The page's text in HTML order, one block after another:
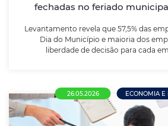
fechadas no feriado
Levantamento revela que 57,5% das
Dia do Município e maioria dos
liberdade de decisão para cada
26.05.2026 ECONOMIA E